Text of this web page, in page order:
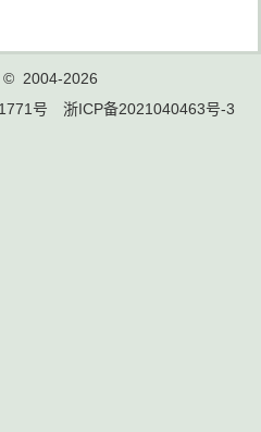
© 2004-2026
号
浙ICP备2021040463号-3